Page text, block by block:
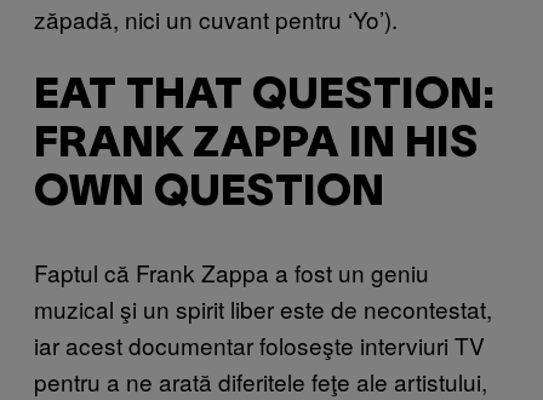
zăpadă, nici un cuvant pentru ‘Yo’).
EAT THAT QUESTION:
FRANK ZAPPA IN HIS
OWN QUESTION
Faptul că Frank Zappa a fost un geniu
muzical şi un spirit liber este de necontestat,
iar acest documentar foloseşte interviuri TV
pentru a ne arată diferitele feţe ale artistului,